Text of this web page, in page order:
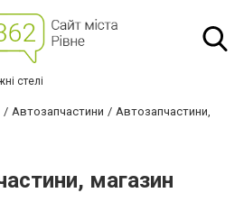
стелі
Автозапчастини
Автозапчастини,
магазин